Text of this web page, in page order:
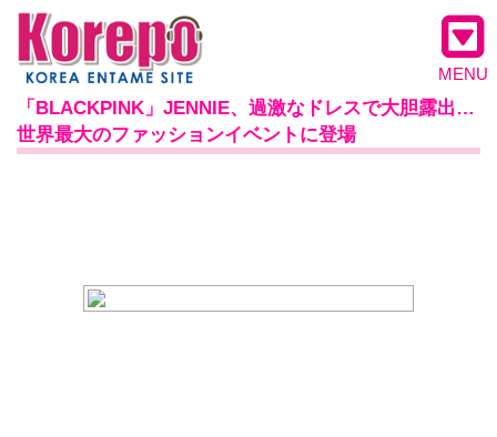
MENU
「BLACKPINK」JENNIE、過激なドレスで大胆露出…
世界最大のファッションイベントに登場